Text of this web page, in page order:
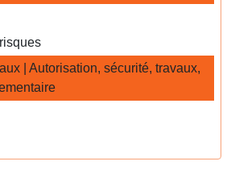
| Autorisation, sécurité, travaux,